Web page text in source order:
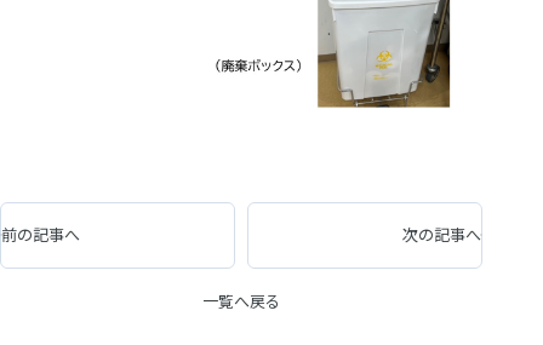
前の記事へ
一覧へ戻る
次の記事へ